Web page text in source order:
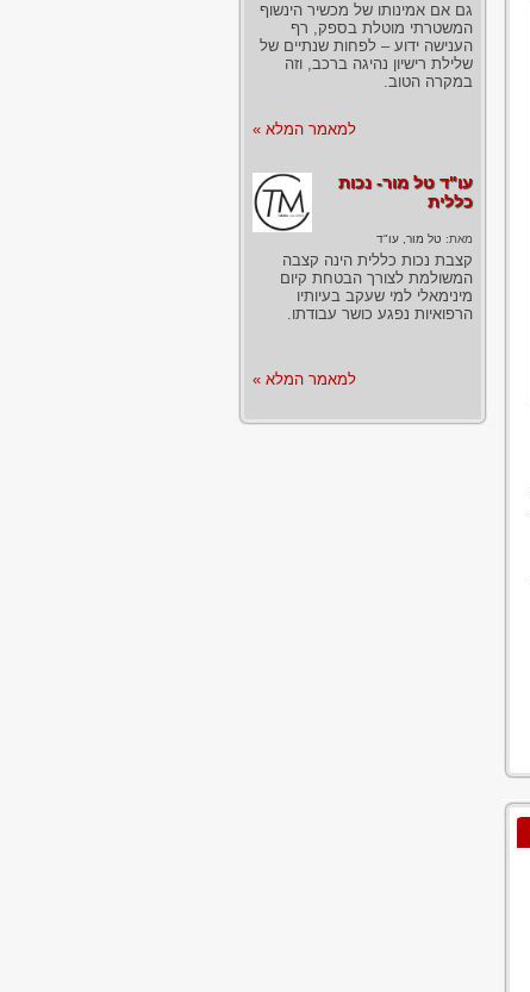
גם אם אמינותו של מכשיר הינשוף
המשטרתי מוטלת בספק, רף
הענישה ידוע – לפחות שנתיים של
שלילת רישיון נהיגה ברכב, וזה
במקרה הטוב.
למאמר המלא »
עו"ד טל מור- נכות
כללית
מאת: טל מור, עו"ד
קצבת נכות כללית הינה קצבה
המשולמת לצורך הבטחת קיום
מינימאלי למי שעקב בעיותיו
הרפואיות נפגע כושר עבודתו.
למאמר המלא »